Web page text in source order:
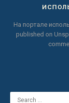
На портале
published on